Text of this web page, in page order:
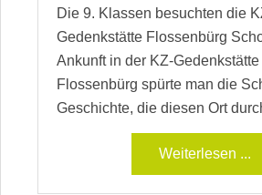
Die 9. Klassen besuchten die
Gedenkstätte Flossenbürg
Ankunft in der KZ-Gedenkstätte
Flossenbürg spürte man die
Geschichte, die diesen Ort
Weiterlesen ...